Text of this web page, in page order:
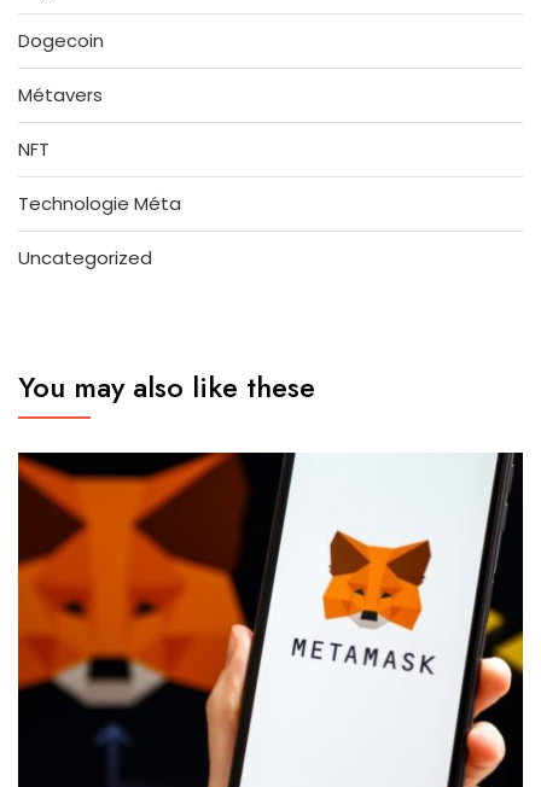
Dogecoin
Métavers
NFT
Technologie Méta
Uncategorized
You may also like these